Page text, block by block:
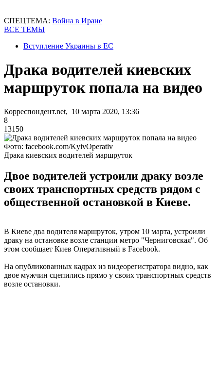
СПЕЦТЕМА: Война в Иране
ВСЕ ТЕМЫ
Вступление Украины в ЕС
Драка водителей киевских
маршруток попала на видео
Корреспондент.net, 10 марта 2020, 13:36
8
13150
Фото: facebook.com/KyivOperativ
Драка киевских водителей маршруток
Двое водителей устроили драку возле
своих транспортных средств рядом с
общественной остановкой в Киеве.
В Киеве два водителя маршруток, утром 10 марта, устроили
драку на остановке возле станции метро "Черниговская". Об
этом сообщает Киев Оперативный в Facebook.
На опубликованных кадрах из видеорегистратора видно, как
двое мужчин сцепились прямо у своих транспортных средств
возле остановки.